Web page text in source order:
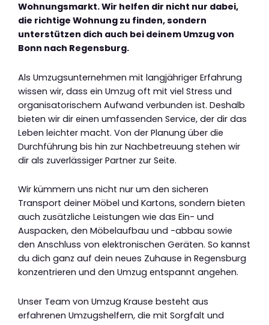
Wohnungsmarkt. Wir helfen dir nicht nur dabei,
die richtige Wohnung zu finden, sondern
unterstützen dich auch bei deinem Umzug von
Bonn nach Regensburg.
Als Umzugsunternehmen mit langjähriger Erfahrung
wissen wir, dass ein Umzug oft mit viel Stress und
organisatorischem Aufwand verbunden ist. Deshalb
bieten wir dir einen umfassenden Service, der dir das
Leben leichter macht. Von der Planung über die
Durchführung bis hin zur Nachbetreuung stehen wir
dir als zuverlässiger Partner zur Seite.
Wir kümmern uns nicht nur um den sicheren
Transport deiner Möbel und Kartons, sondern bieten
auch zusätzliche Leistungen wie das Ein- und
Auspacken, den Möbelaufbau und -abbau sowie
den Anschluss von elektronischen Geräten. So kannst
du dich ganz auf dein neues Zuhause in Regensburg
konzentrieren und den Umzug entspannt angehen.
Unser Team von Umzug Krause besteht aus
erfahrenen Umzugshelfern, die mit Sorgfalt und